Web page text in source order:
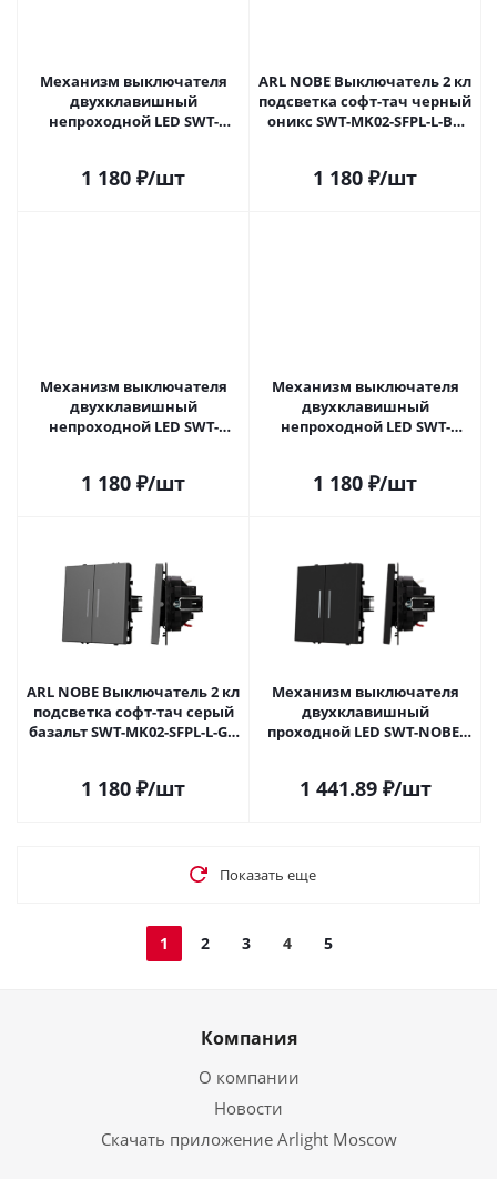
Механизм выключателя
двухклавишный
непроходной LED SWT-
054264 в Самаре
1 180 ₽/шт
ARL NOBE Выключатель 2 кл
подсветка софт-тач черный
оникс SWT-MK02-SFPL-L-BK
1 180 ₽/шт
Механизм выключателя
двухклавишный
непроходной LED SWT-
054265 в Самаре
1 180 ₽/шт
Механизм выключателя
двухклавишный
непроходной LED SWT-
054266 в Самаре
1 180 ₽/шт
ARL NOBE Выключатель 2 кл
подсветка софт-тач серый
базальт SWT-MK02-SFPL-L-GR
1 180 ₽/шт
Механизм выключателя
двухклавишный
проходной LED SWT-NOBE-
054267 в Самаре
1 441.89₽/шт
Показать еще
1 2 3 4 5
Компания
О компании
Новости
Скачать приложение Arlight Moscow